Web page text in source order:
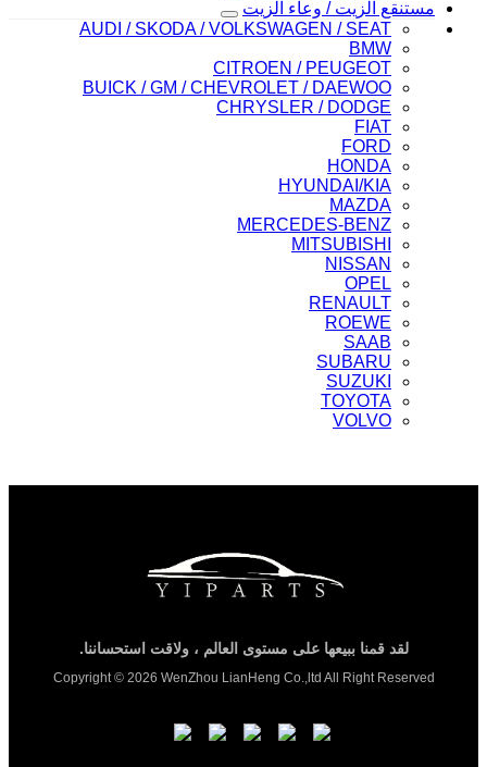
مستنقع الزيت / وعاء الزيت
AUDI / SKODA / VOLKSWAGEN / SEAT
BMW
CITROEN / PEUGEOT
BUICK / GM / CHEVROLET / DAEWOO
CHRYSLER / DODGE
FIAT
FORD
HONDA
HYUNDAI/KIA
MAZDA
MERCEDES-BENZ
MITSUBISHI
NISSAN
OPEL
RENAULT
ROEWE
SAAB
SUBARU
SUZUKI
TOYOTA
VOLVO
لقد قمنا ببيعها على مستوى العالم ، ولاقت استحساننا.
Copyright © 2026 WenZhou LianHeng Co.,ltd All Right Reserved